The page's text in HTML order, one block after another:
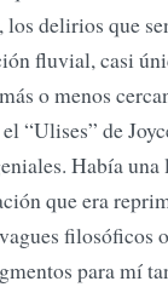
delirios que
fluvial, casi
o menos
“Ulises” de
Había una
que era
filosóficos
para mí